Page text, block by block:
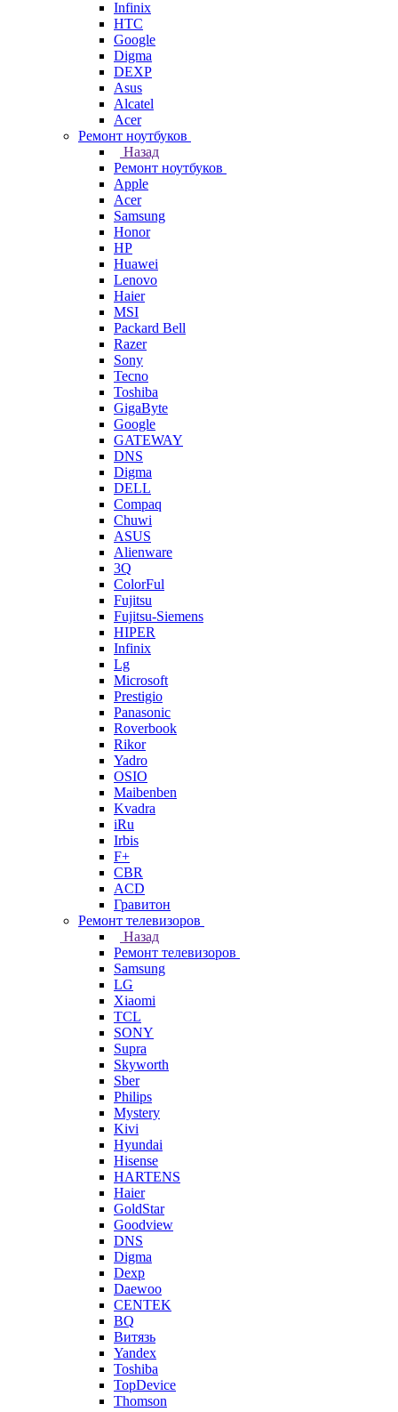
Infinix
HTC
Google
Digma
DEXP
Asus
Alcatel
Acer
Ремонт ноутбуков
Назад
Ремонт ноутбуков
Apple
Acer
Samsung
Honor
HP
Huawei
Lenovo
Haier
MSI
Packard Bell
Razer
Sony
Tecno
Toshiba
GigaByte
Google
GATEWAY
DNS
Digma
DELL
Compaq
Chuwi
ASUS
Alienware
3Q
ColorFul
Fujitsu
Fujitsu-Siemens
HIPER
Infinix
Lg
Microsoft
Prestigio
Panasonic
Roverbook
Rikor
Yadro
OSIO
Maibenben
Kvadra
iRu
Irbis
F+
CBR
ACD
Гравитон
Ремонт телевизоров
Назад
Ремонт телевизоров
Samsung
LG
Xiaomi
TCL
SONY
Supra
Skyworth
Sber
Philips
Mystery
Kivi
Hyundai
Hisense
HARTENS
Haier
GoldStar
Goodview
DNS
Digma
Dexp
Daewoo
CENTEK
BQ
Витязь
Yandex
Toshiba
TopDevice
Thomson